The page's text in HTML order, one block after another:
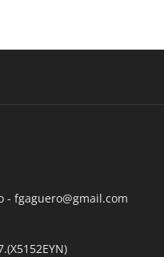
- fgaguero@gmail.com